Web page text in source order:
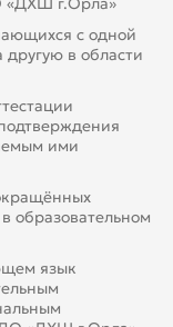
с одной
в области
ими
образовательном
язык